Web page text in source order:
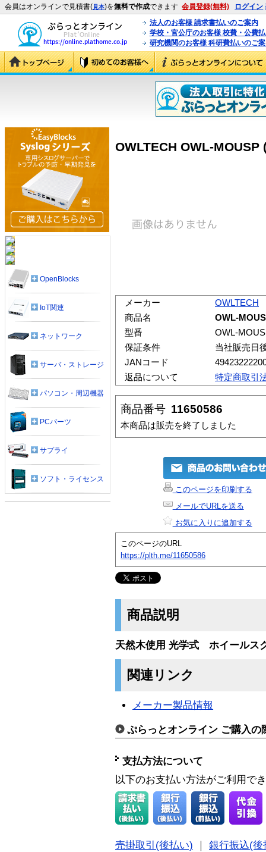
会員はオンラインで見積書(見本)を無料で作成できます 会員登録(無料) ログイン
法人のお客様 請求書払いのご案内
学校・官公庁のお客様 校費・公費
研究機関のお客様 科研費払いのご
OWLTECH OWL-MOUSP
メーカー
OWLTECH
商品名
OWL-
型番
OWL-
保証条件
当社販売日
JANコード
返品について
特定商取引
商品番号 11650586
本商品は販売を終了しました
このページを印刷する
メールでURLを送る
お気に入りに追加する
このページのURL
https://plth.me/11650586
商品説明
天然木使用 光学式 ホイールス
関連リンク
メーカー製品情報
ぷらっとオンライン ご購入の
支払方法について
以下のお支払い方法がご利用で
売掛取引(後払い)
銀行振込(後
OpenBlocks
IoT関連
ネットワーク
サーバ・ストレージ
パソコン・周辺機器
PCパーツ
サプライ
ソフト・ライセンス